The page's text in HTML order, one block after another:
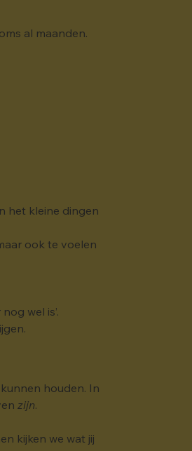
al maanden.
het kleine dingen
ook te voelen
wel is’.
houden. In
zijn.
kijken we wat jij